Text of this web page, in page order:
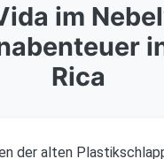
im
Rica
der alten